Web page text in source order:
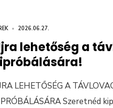
• 2026.06.27.
lehetőség a
LEHETŐSÉG A
Szeretnéd